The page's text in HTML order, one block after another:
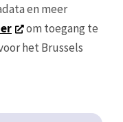
en meer
om toegang te
het Brussels